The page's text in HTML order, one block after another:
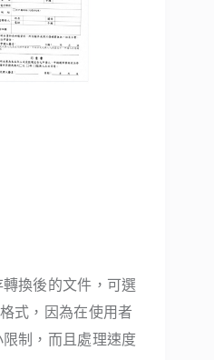
換後的文件，可選
式，因為在使用者
制，而且處理速度